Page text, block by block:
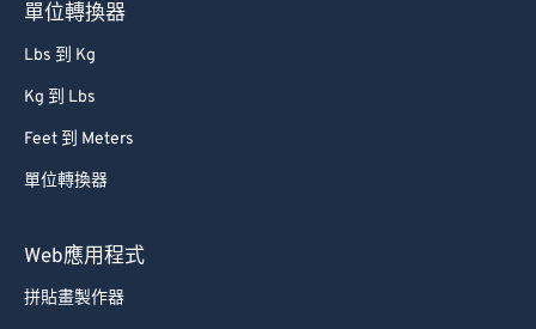
單位轉換器
Lbs 到 Kg
Kg 到 Lbs
Feet 到 Meters
單位轉換器
Web應用程式
拼貼畫製作器